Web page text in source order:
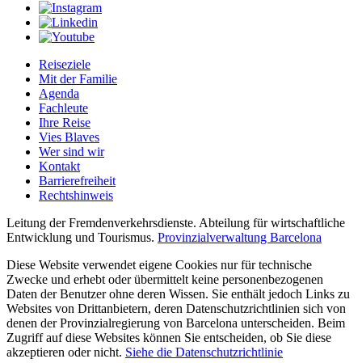
Reiseziele
Mit der Familie
Agenda
Fachleute
Ihre Reise
Vies Blaves
Wer sind wir
Kontakt
Barrierefreiheit
Rechtshinweis
Leitung der Fremdenverkehrsdienste. Abteilung für wirtschaftliche
Entwicklung und Tourismus. Provinzialverwaltung Barcelona
Diese Website verwendet eigene Cookies nur für technische
Zwecke und erhebt oder übermittelt keine personenbezogenen
Daten der Benutzer ohne deren Wissen. Sie enthält jedoch Links zu
Websites von Drittanbietern, deren Datenschutzrichtlinien sich von
denen der Provinzialregierung von Barcelona unterscheiden. Beim
Zugriff auf diese Websites können Sie entscheiden, ob Sie diese
akzeptieren oder nicht. Siehe die Datenschutzrichtlinie